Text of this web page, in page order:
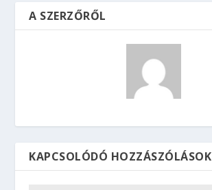
A SZERZŐRŐL
KAPCSOLÓDÓ HOZZÁSZÓLÁSOK